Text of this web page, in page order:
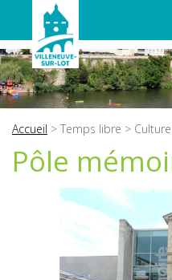
Accueil > Temps libre > Culture
Pôle